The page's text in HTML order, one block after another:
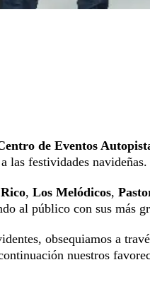
de Eventos
las festividades navideñas.
, Los Melódicos,
al público con sus más
obsequiamos a
nuestros